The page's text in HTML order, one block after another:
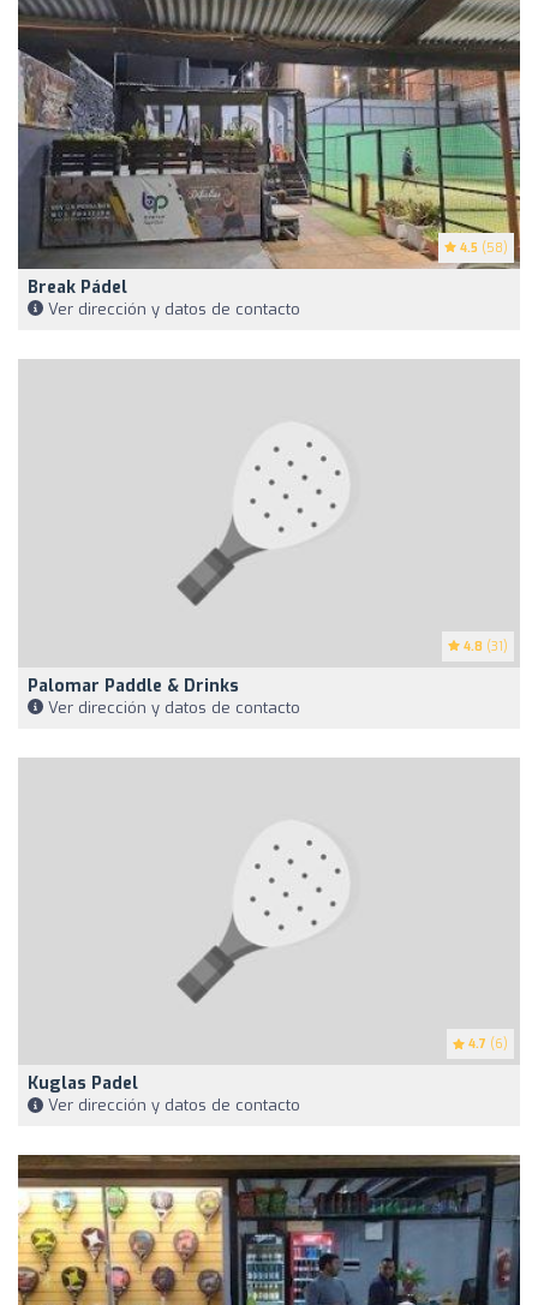
4.5 (58)
Break Pádel
Ver dirección y datos de contacto
4.8 (31)
Palomar Paddle & Drinks
Ver dirección y datos de contacto
4.7 (6)
Kuglas Padel
Ver dirección y datos de contacto